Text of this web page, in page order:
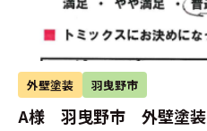
外壁塗装 羽曳野市
A様 羽曳野市 外壁塗装